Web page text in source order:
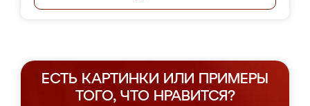
ЕСТЬ КАРТИНКИ ИЛИ ПРИМЕРЫ
ТОГО, ЧТО НРАВИТСЯ?